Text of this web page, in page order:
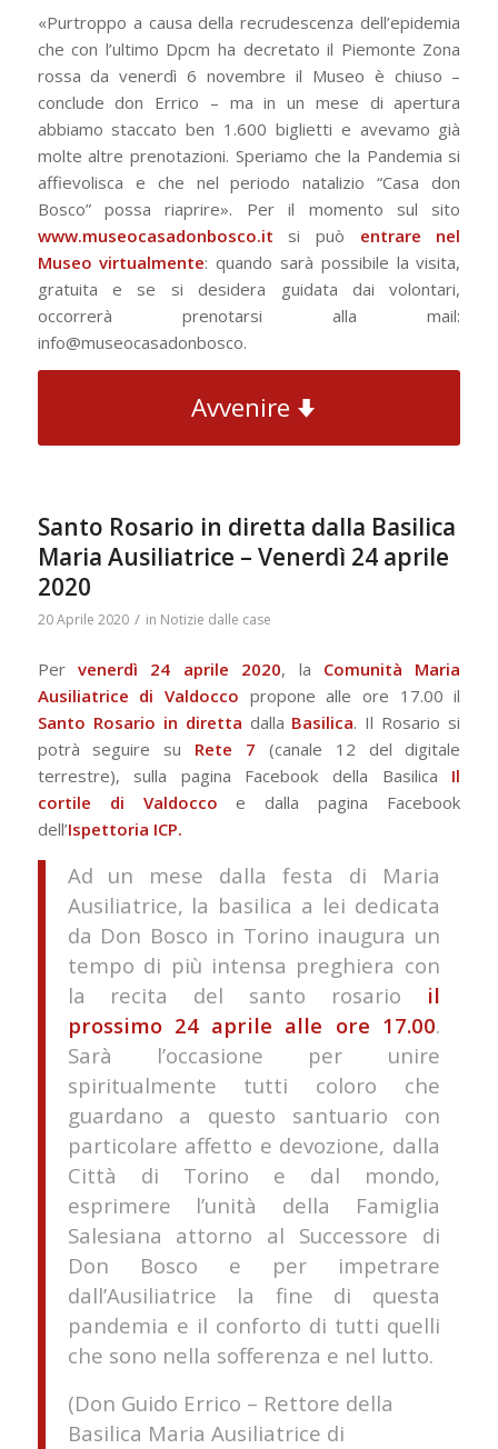
«Purtroppo a causa della recrudescenza dell’epidemia
che con l’ultimo Dpcm ha decretato il Piemonte Zona
rossa da venerdì 6 novembre il Museo è chiuso –
conclude don Errico – ma in un mese di apertura
abbiamo staccato ben 1.600 biglietti e avevamo già
molte altre prenotazioni. Speriamo che la Pandemia si
affievolisca e che nel periodo natalizio “Casa don
Bosco” possa riaprire». Per il momento sul sito
www.museocasadonbosco.it si può entrare nel
Museo virtualmente: quando sarà possibile la visita,
gratuita e se si desidera guidata dai volontari,
occorrerà prenotarsi alla mail:
info@museocasadonbosco.
Avvenire
Santo Rosario in diretta dalla Basilica
Maria Ausiliatrice – Venerdì 24 aprile
2020
20 Aprile 2020 / in Notizie dalle case
Per venerdì 24 aprile 2020, la Comunità Maria
Ausiliatrice di Valdocco propone alle ore 17.00 il
Santo Rosario in diretta dalla Basilica. Il Rosario si
potrà seguire su Rete 7 (canale 12 del digitale
terrestre), sulla pagina Facebook della Basilica Il
cortile di Valdocco e
dalla pagina Facebook
dell’Ispettoria ICP.
Ad un mese dalla festa di Maria
Ausiliatrice, la basilica a lei dedicata
da Don Bosco in Torino inaugura un
tempo di più intensa preghiera con
la recita del santo rosario il
prossimo 24 aprile alle ore 17.00.
Sarà l’occasione per unire
spiritualmente tutti coloro che
guardano a questo santuario con
particolare affetto e devozione, dalla
Città di Torino e dal mondo,
esprimere l’unità della Famiglia
Salesiana attorno al Successore di
Don Bosco e per impetrare
dall’Ausiliatrice la fine di questa
pandemia e il conforto di tutti quelli
che sono nella sofferenza e nel lutto.
(Don Guido Errico – Rettore della
Basilica Maria Ausiliatrice di